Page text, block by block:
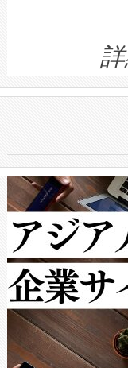
きます。
ます。
quality
BESS
centers.
からシス
クルの各
[…]
イズの小
す。ノー
ートル先
トに対し
では、反
で向上し
ットだけ
ルの変電
作業と点
Avia 2は
× 80°の